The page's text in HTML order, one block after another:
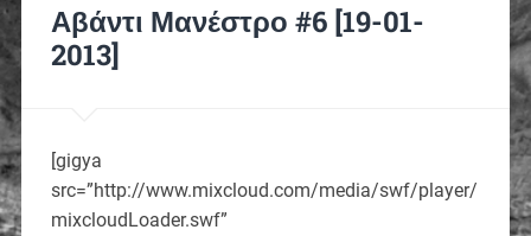
Αβάντι Μανέστρο #6 [19-01-
2013]
[gigya
src=”http://www.mixcloud.com/media/swf/player/
mixcloudLoader.swf”